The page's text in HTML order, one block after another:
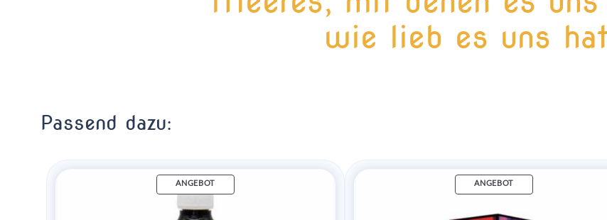
wie lieb es uns
Passend dazu:
ANGEBOT ANGEBOT